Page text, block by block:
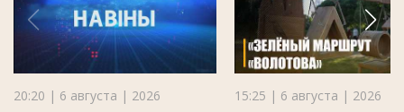
20:20 | 6 августа | 2026 15:25 | 6 августа | 2026